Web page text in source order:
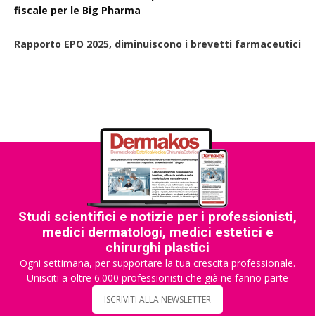
fiscale per le Big Pharma
Rapporto EPO 2025, diminuiscono i brevetti farmaceutici
Studi scientifici e notizie per i professionisti,
medici dermatologi, medici estetici e
chirurghi plastici
Ogni settimana, per supportare la tua crescita professionale.
Unisciti a oltre 6.000 professionisti che già ne fanno parte
ISCRIVITI ALLA NEWSLETTER